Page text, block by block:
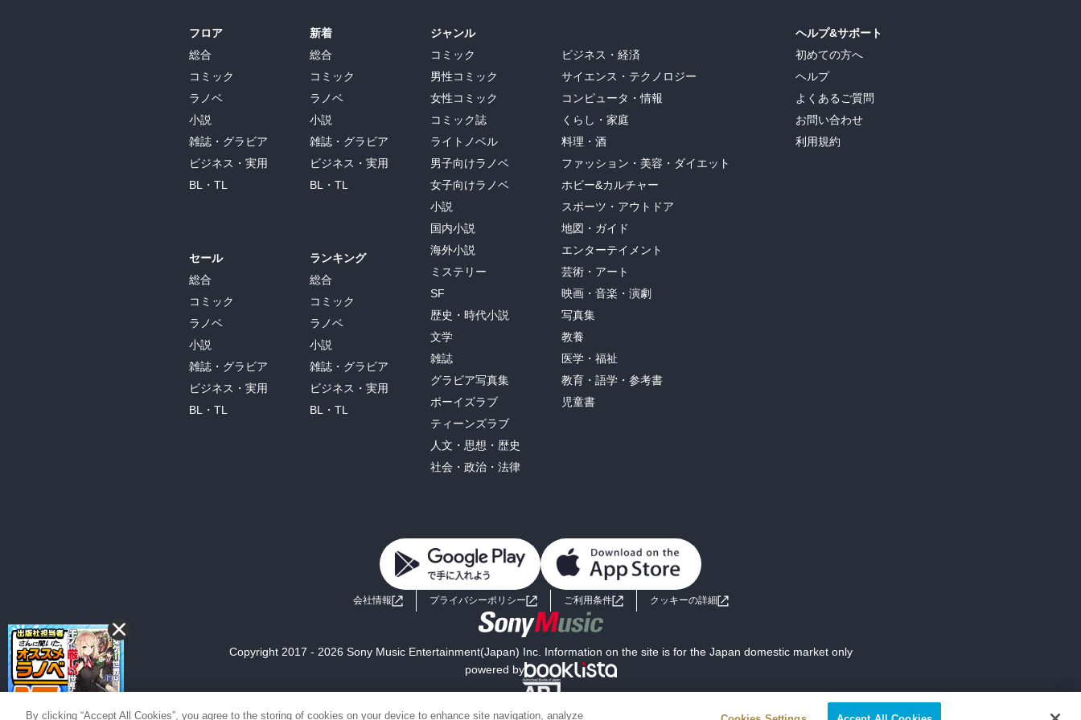
フロア
総合
コミック
ラノベ
小説
雑誌・グラビア
ビジネス・実用
BL・TL
セール
総合
コミック
ラノベ
小説
雑誌・グラビア
ビジネス・実用
BL・TL
新着
総合
コミック
ラノベ
小説
雑誌・グラビア
ビジネス・実用
BL・TL
ランキング
総合
コミック
ラノベ
小説
雑誌・グラビア
ビジネス・実用
BL・TL
ジャンル
コミック
男性コミック
女性コミック
コミック誌
ライトノベル
男子向けラノベ
女子向けラノベ
小説
国内小説
海外小説
ミステリー
SF
歴史・時代小説
文学
雑誌
グラビア写真集
ボーイズラブ
ティーンズラブ
人文・思想・歴史
社会・政治・法律
ビジネス・経済
サイエンス・テクノロジー
コンピュータ・情報
くらし・家庭
料理・酒
ファッション・美容・ダイエット
ホビー&カルチャー
スポーツ・アウトドア
地図・ガイド
エンターテイメント
芸術・アート
映画・音楽・演劇
写真集
教養
医学・福祉
教育・語学・参考書
児童書
ヘルプ&サポート
初めての方へ
ヘルプ
よくあるご質問
お問い合わせ
利用規約
会社情報 プライバシーポリシー ご利用条件 クッキーの詳細
Copyright 2017 - 2026 Sony Music Entertainment(Japan) Inc. Information on the site is for the Japan domestic market only
powered by
By clicking “Accept All Cookies”, you agree to the storing of cookies on your device to enhance site navigation, analyze